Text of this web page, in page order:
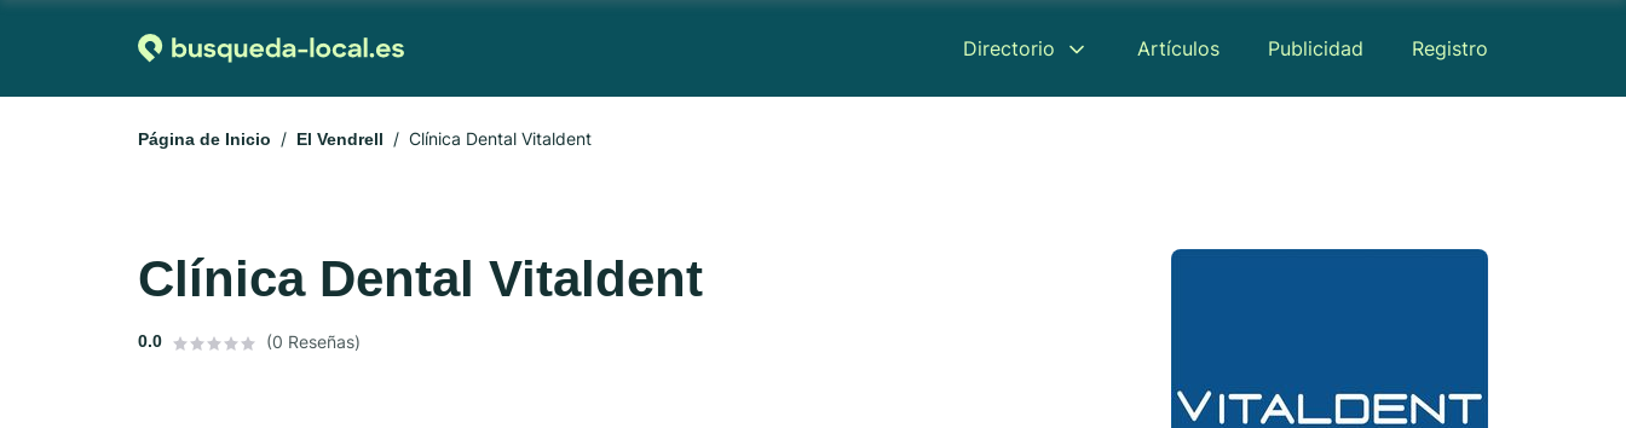
Directorio Artículos Publicidad Registro
Página de Inicio El Vendrell Clínica Dental Vitaldent
Clínica Dental Vitaldent
0.0 (0 Reseñas)